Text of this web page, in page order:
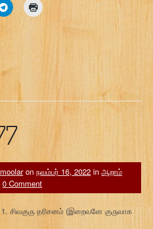
on நவம்பர் 16, 2022 in ஆறாம்
0 Comment
சிவகுரு தரிசனம் (இறைவனே குருவாக